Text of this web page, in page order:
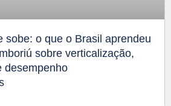
sobe: o que o Brasil aprendeu
sobre verticalização,
desempenho